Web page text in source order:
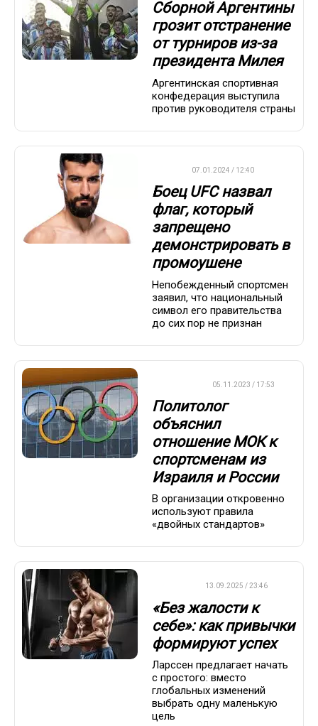
Сборной Аргентины
грозит отстранение
от турниров из-за
президента Милея
Аргентинская спортивная
конфедерация выступила
против руководителя страны
07.01.2024 / 12:40
Боец UFC назвал
флаг, который
запрещено
демонстрировать в
промоушене
Непобежденный спортсмен
заявил, что национальный
символ его правительства
до сих пор не признан
05.11.2023 / 17:53
Политолог
объяснил
отношение МОК к
спортсменам из
Израиля и России
В организации откровенно
используют правила
«двойных стандартов»
13.09.2025 / 23:46
«Без жалости к
себе»: как привычки
формируют успех
Ларссен предлагает начать
с простого: вместо
глобальных изменений
выбрать одну маленькую
цель